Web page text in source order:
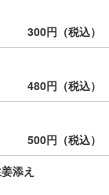
300円（税込）
480円（税込）
500円（税込）
添え